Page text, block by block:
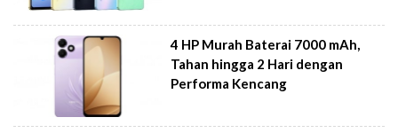
4 HP Murah Baterai 7000 mAh,
Tahan hingga 2 Hari dengan
Performa Kencang